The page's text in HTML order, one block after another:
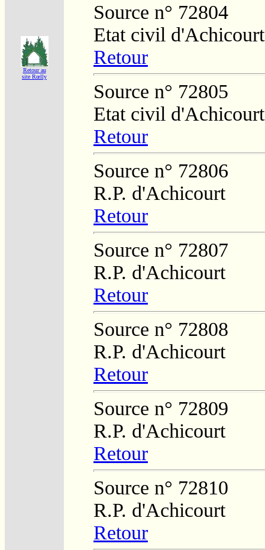
Retour au
site Rœlly
Source n° 72804
Etat civil d'Achicourt
Retour
Source n° 72805
Etat civil d'Achicourt
Retour
Source n° 72806
R.P. d'Achicourt
Retour
Source n° 72807
R.P. d'Achicourt
Retour
Source n° 72808
R.P. d'Achicourt
Retour
Source n° 72809
R.P. d'Achicourt
Retour
Source n° 72810
R.P. d'Achicourt
Retour